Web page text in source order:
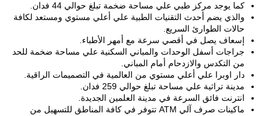
كما يوجد مركز طبي علي مساحة ضخمة تبلغ حوالي 44 فدان.
والذي يضم أحدث التقنيات الطبية علي أعلي مستوي ومستعد لكافة
حالات الطوارئ السريع.
إسعاف يصل في أقصي سرعة مع أمهر الأطباء.
جراجات أسفل الوحدات والمباني السكنية علي مساحة ضخمة للحد
من التكدس والازدحام أمام المباني.
دار اوبرا علي أعلي مستوي من العالمية في التصميمات الراقية.
مدينة تراثية علي مساحة تبلغ حوالي 259 فدان.
انترنت فائق السرعة في مدينة العلمين الجديدة.
ماكينات صرف آلي ATM تتوفر في كافة المناطق للتسهيل من